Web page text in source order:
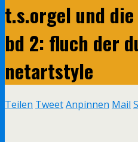
t.s.orgel und
bd 2: fluch der
netartstyle
Teilen TweetAnpinnen Mail